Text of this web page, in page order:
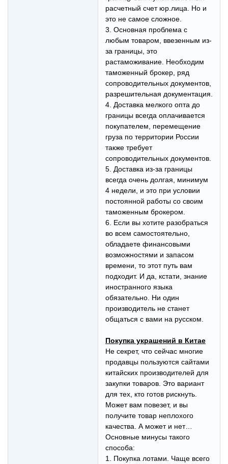
расчетный счет юр.лица. Но и
это не самое сложное.
3. Основная проблема с
любым товаром, ввезенным из-
за границы, это
растаможивание. Необходим
таможенный брокер, ряд
сопроводительных документов,
разрешительная документация.
4. Доставка мелкого опта до
границы всегда оплачивается
покупателем, перемещение
груза по территории России
также требует
сопроводительных документов.
5. Доставка из-за границы
всегда очень долгая, минимум
4 недели, и это при условии
постоянной работы со своим
таможенным брокером.
6. Если вы хотите разобраться
во всем самостоятельно,
обладаете финансовыми
возможностями и запасом
времени, то этот путь вам
подходит. И да, кстати, знание
иностранного языка
обязательно. Ни один
производитель не станет
общаться с вами на русском.
Покупка украшений в Китае
Не секрет, что сейчас многие
продавцы пользуются сайтами
китайских производителей для
закупки товаров. Это вариант
для тех, кто готов рискнуть.
Может вам повезет, и вы
получите товар неплохого
качества. А может и нет…
Основные минусы такого
способа:
1. Покупка лотами. Чаще всего